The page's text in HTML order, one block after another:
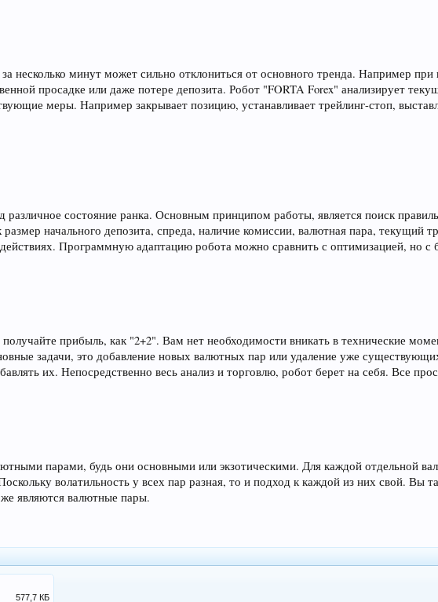
несколько минут может сильно отклониться от основного тренда. Например
просадке или даже потере депозита. Робот "FORTA Forex" анализирует
меры. Например закрывает позицию, устанавливает трейлинг-стоп,
различное состояние ранка. Основным принципом работы, является поиск
начального депозита, спреда, наличие комиссии, валютная пара, текущий
Программную адаптацию робота можно сравнить с оптимизацией, но
прибыль, как "2+2". Вам нет необходимости вникать в технические
задачи, это добавление новых валютных пар или удаление уже
их. Непосредственно весь анализ и торговлю, робот берет на себя. Все
парами, будь они основными или экзотическими. Для каждой отдельной
волатильность у всех пар разная, то и подход к каждой из них свой. Вы
являются валютные пары.
577,7 КБ